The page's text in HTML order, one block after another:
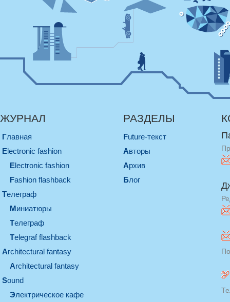
ЖУРНАЛ
Главная
electronic fashion
electronic fashion
Fashion flashback
телеграф
миниатюры
телеграф
Telegraf flashback
architectural fantasy
architectural fantasy
sound
электрическое кафе
РАЗДЕЛЫ
Future-текст
Авторы
Архив
Блог